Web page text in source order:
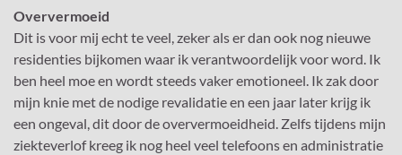
Oververmoeid
Dit is voor mij echt te veel, zeker als er dan ook nog nieuwe
residenties bijkomen waar ik verantwoordelijk voor word. Ik
ben heel moe en wordt steeds vaker emotioneel. Ik zak door
mijn knie met de nodige revalidatie en een jaar later krijg ik
een ongeval, dit door de oververmoeidheid. Zelfs tijdens mijn
ziekteverlof kreeg ik nog heel veel telefoons en administratie